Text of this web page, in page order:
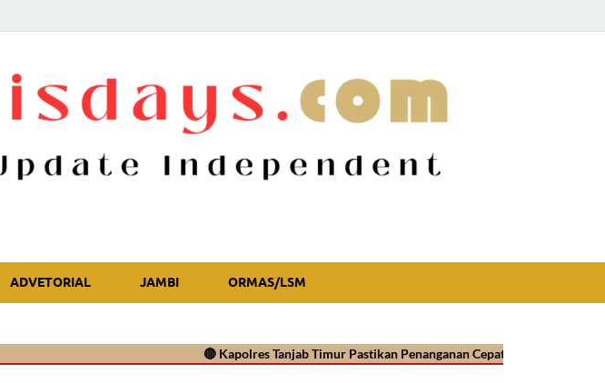
Akurat Update Independent
ADVETORIAL JAMBI ORMAS/LSM
Kapolres Tanjab Timur Pastikan Penanganan Cepat Kasus Video Viral